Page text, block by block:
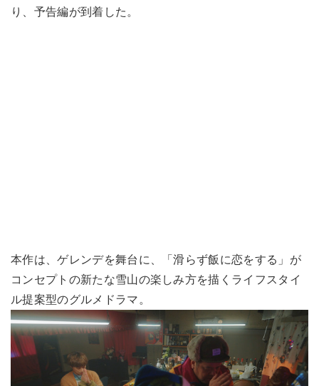
り、予告編が到着した。
本作は、ゲレンデを舞台に、「滑らず飯に恋をする」が
コンセプトの新たな雪山の楽しみ方を描くライフスタイ
ル提案型のグルメドラマ。